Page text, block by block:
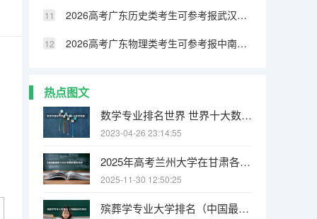
2026高考广东历史类考生可参考报武汉生物工程学院的专业汇总
2026高考广东物理类考生可参考报中南林业科技大学涉外学院的专业汇总
热点图文
数学专业排名世界 世界十大数学强国
2023-04-26 23:14:55
2025年高考兰州大学在甘肃各批次选科要求有哪些
2025-11-30 12:50:25
殡葬学专业大学排名（中国最好的殡仪大学）